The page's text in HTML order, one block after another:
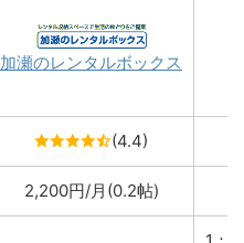
加瀬のレンタルボックス
(4.4)
2,200円/月(0.2帖)